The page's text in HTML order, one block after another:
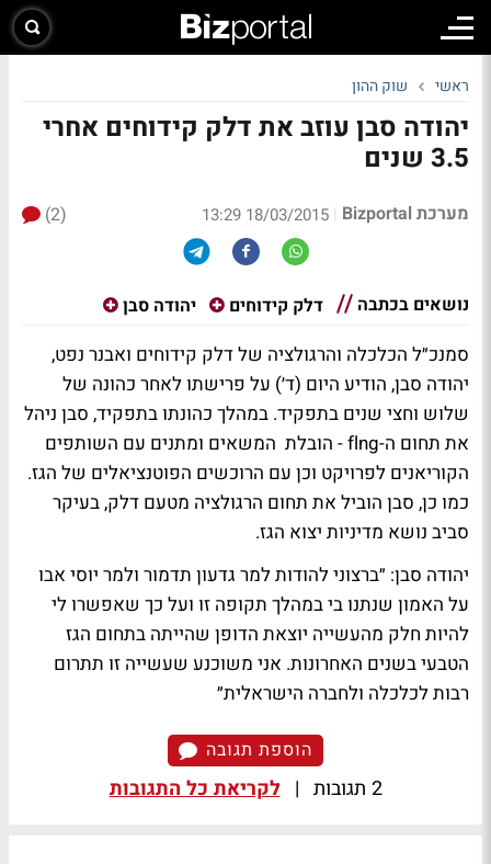
ראשי שוק ההון
יהודה סבן עוזב את דלק קידוחים אחרי
3.5 שנים
מערכת Bizportal |
18/03/2015 13:29
(2)
נושאים בכתבה דלק קידוחים יהודה סבן
סמנכ״ל הכלכלה והרגולציה של דלק קידוחים ואבנר נפט,
יהודה סבן, הודיע היום (ד׳) על פרישתו לאחר כהונה של
שלוש וחצי שנים בתפקיד. במהלך כהונתו בתפקיד, סבן ניהל
את תחום ה-flng - הובלת המשאים ומתנים עם השותפים
הקוריאנים לפרויקט וכן עם הרוכשים הפוטנציאלים של הגז.
כמו כן, סבן הוביל את תחום הרגולציה מטעם דלק, בעיקר
סביב נושא מדיניות יצוא הגז.
יהודה סבן: ״ברצוני להודות למר גדעון תדמור ולמר יוסי אבו
על האמון שנתנו בי במהלך תקופה זו ועל כך שאפשרו לי
להיות חלק מהעשייה יוצאת הדופן שהייתה בתחום הגז
הטבעי בשנים האחרונות. אני משוכנע שעשייה זו תתרום
רבות לכלכלה ולחברה הישראלית״
הוספת תגובה
2 תגובות | לקריאת כל התגובות